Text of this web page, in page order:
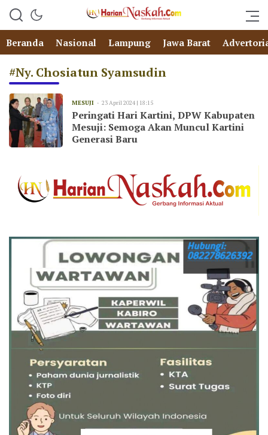
Beranda Nasional Lampung Jawa Barat
#Ny. Chosiatun Syamsudin
MESUJI 23 April 2024 | 18:15
Peringati Hari Kartini, DPW Kabupaten
Mesuji: Semoga Akan Muncul Kartini
Generasi Baru